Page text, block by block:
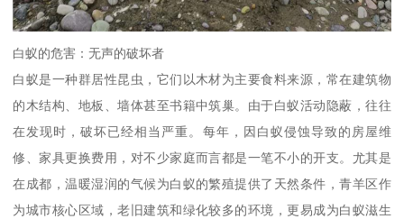
白蚁的危害：无声的破坏者
白蚁是一种群居性昆虫，它们以木材为主要食料来源，常在建筑物
的木结构、地板、墙体甚至书籍中筑巢。由于白蚁活动隐蔽，往往
在发现时，破坏已经相当严重。每年，因白蚁侵蚀导致的房屋维
修、家具更换费用，对不少家庭而言都是一笔不小的开支。尤其是
在成都，温暖湿润的气候为白蚁的繁殖提供了天然条件，青羊区作
为城市核心区域，老旧建筑和绿化较多的环境，更易成为白蚁滋生